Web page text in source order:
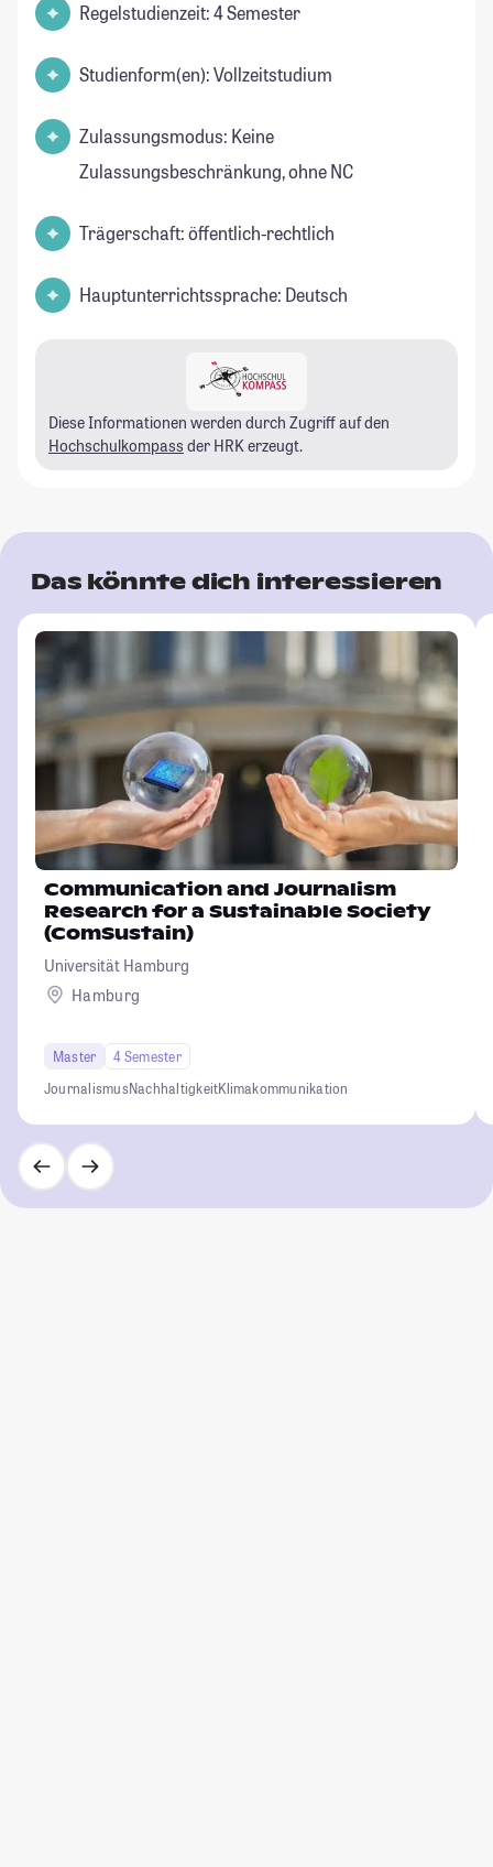
Regelstudienzeit: 4 Semester
Studienform(en): Vollzeitstudium
Zulassungsmodus: Keine
Zulassungsbeschränkung, ohne NC
Trägerschaft: öffentlich-rechtlich
Hauptunterrichtssprache: Deutsch
Diese Informationen werden durch Zugriff auf den
Hochschulkompass der HRK erzeugt.
Das könnte dich interessieren
Communication and Journalism
Research for a Sustainable Society
(ComSustain)
Universität Hamburg
Hamburg
Master
4 Semester
JournalismusNachhaltigkeitKlimakommunikation